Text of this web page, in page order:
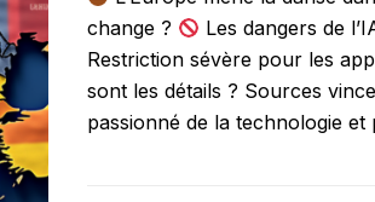
change ?
Les dangers de
Restriction sévère pour les
sont les détails ? Sources
passionné de la technologie